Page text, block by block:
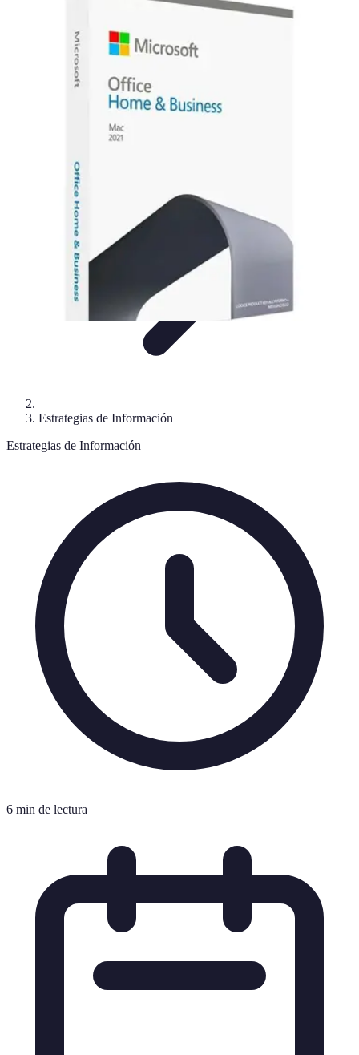
Herramientas Digitales
ActualizaciónFiltración y EvaluaciónVerificación de información
Información Actualizada
Estrategias de Información
Estrategias de Información
6 min de lectura